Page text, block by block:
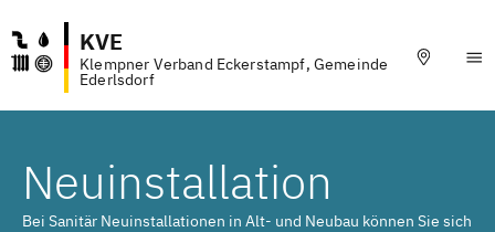
KVE
Klempner Verband Eckerstampf, Gemeinde
Ederlsdorf
Neuinstallation
Bei Sanitär Neuinstallationen in Alt- und Neubau können Sie sich